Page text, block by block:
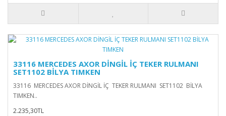
33116 MERCEDES AXOR DİNGİL İÇ TEKER RULMANI
SET1102 BİLYA TIMKEN
33116 MERCEDES AXOR DİNGİL İÇ TEKER RULMANI SET1102 BİLYA
TIMKEN..
2.235,30TL